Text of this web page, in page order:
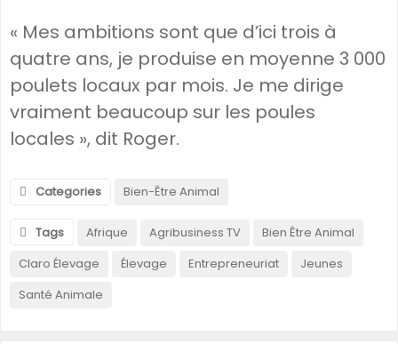
« Mes ambitions sont que d’ici trois à
quatre ans, je produise en moyenne 3 000
poulets locaux par mois. Je me dirige
vraiment beaucoup sur les poules
locales », dit Roger.
Categories Bien-Être Animal
Tags Afrique Agribusiness TV
Bien Être Animal
Claro Élevage
Élevage Entrepreneuriat
Jeunes
Santé Animale